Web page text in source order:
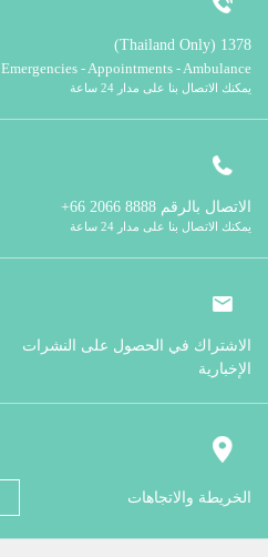
1378 (Thailand Only)
Emergencies - Appointments - Ambulance
يمكنك الاتصال بنا على مدار 24 ساعة
الاتصال بالرقم
يمكنك الاتصال بنا على مدار 24 ساعة
الاشتراك في الحصول على النشرات
الإخبارية
الخريطة والاتجاهات